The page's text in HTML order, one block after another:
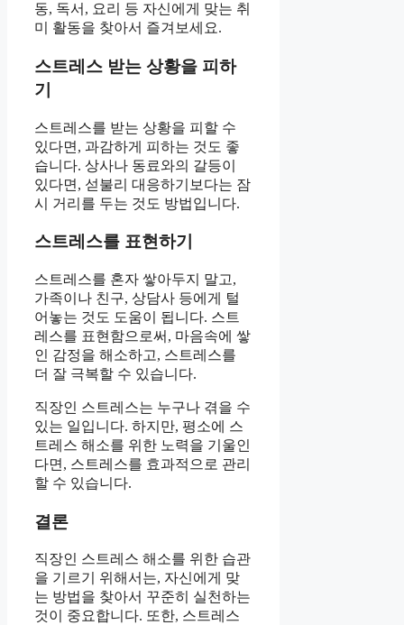
동, 독서, 요리 등 자신에게 맞는 취
미 활동을 찾아서 즐겨보세요.
스트레스 받는 상황을 피하
기
스트레스를 받는 상황을 피할 수
있다면, 과감하게 피하는 것도 좋
습니다. 상사나 동료와의 갈등이
있다면, 섣불리 대응하기보다는 잠
시 거리를 두는 것도 방법입니다.
스트레스를 표현하기
스트레스를 혼자 쌓아두지 말고,
가족이나 친구, 상담사 등에게 털
어놓는 것도 도움이 됩니다. 스트
레스를 표현함으로써, 마음속에 쌓
인 감정을 해소하고, 스트레스를
더 잘 극복할 수 있습니다.
직장인 스트레스는 누구나 겪을 수
있는 일입니다. 하지만, 평소에 스
트레스 해소를 위한 노력을 기울인
다면, 스트레스를 효과적으로 관리
할 수 있습니다.
결론
직장인 스트레스 해소를 위한 습관
을 기르기 위해서는, 자신에게 맞
는 방법을 찾아서 꾸준히 실천하는
것이 중요합니다. 또한, 스트레스